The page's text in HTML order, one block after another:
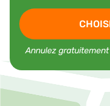
Annulez